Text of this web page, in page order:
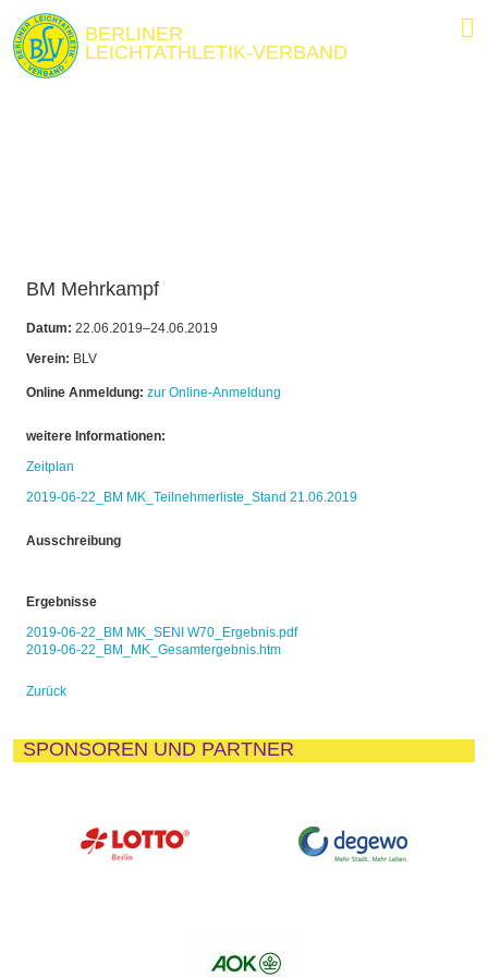
BERLINER
LEICHTATHLETIK-VERBAND
BM Mehrkampf
Datum: 22.06.2019–24.06.2019
Verein: BLV
Online Anmeldung: zur Online-Anmeldung
weitere Informationen:
Zeitplan
2019-06-22_BM MK_Teilnehmerliste_Stand 21.06.2019
Ausschreibung
Ergebnisse
2019-06-22_BM MK_SENI W70_Ergebnis.pdf
2019-06-22_BM_MK_Gesamtergebnis.htm
Zurück
SPONSOREN UND PARTNER